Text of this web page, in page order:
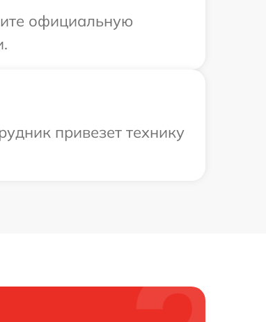
официальную
привезет технику